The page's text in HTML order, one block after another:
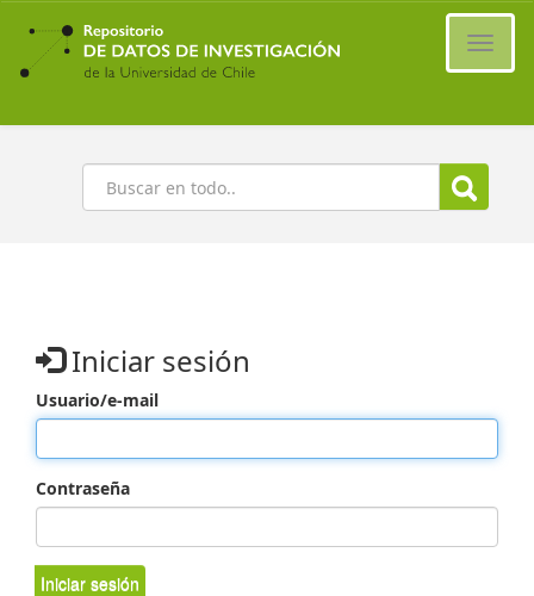
Ir
contenido
principal
Buscar
Iniciar sesión
Usuario/e-mail
Contraseña
Iniciar sesión